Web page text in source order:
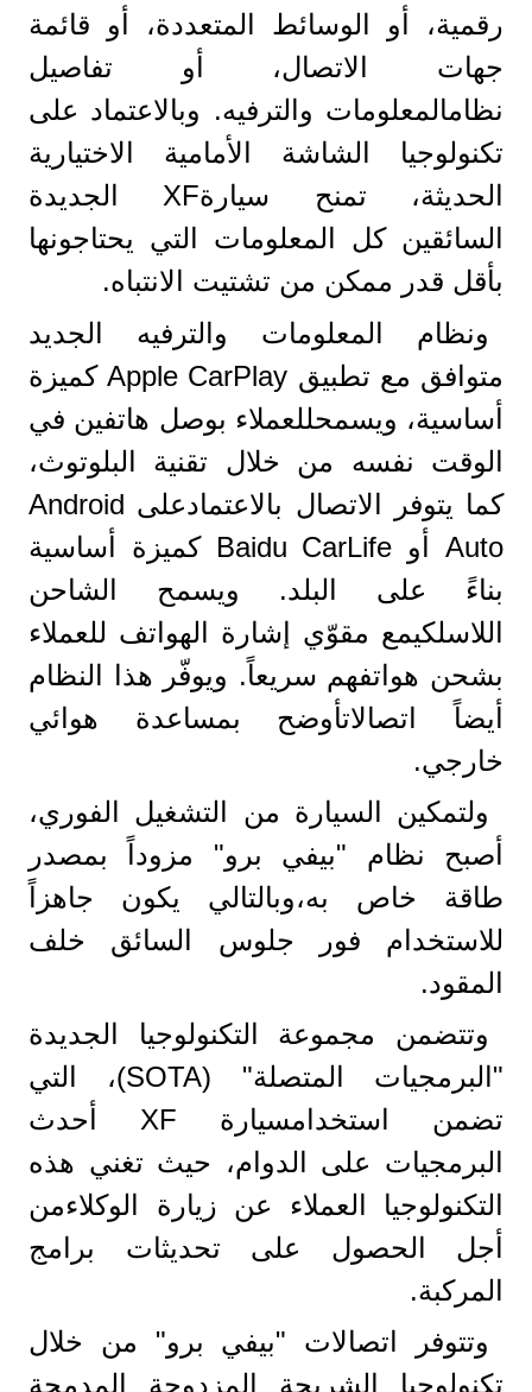
رقمية، أو الوسائط المتعددة، أو قائمة
جهات الاتصال، أو تفاصيل
نظامالمعلومات والترفيه. وبالاعتماد على
تكنولوجيا الشاشة الأمامية الاختيارية
الحديثة، تمنح سيارةXF الجديدة
السائقين كل المعلومات التي يحتاجونها
بأقل قدر ممكن من تشتيت الانتباه.
ونظام المعلومات والترفيه الجديد
متوافق مع تطبيق Apple CarPlay كميزة
أساسية، ويسمحللعملاء بوصل هاتفين في
الوقت نفسه من خلال تقنية البلوتوث،
كما يتوفر الاتصال بالاعتمادعلى Android
Auto أو Baidu CarLife كميزة أساسية
بناءً على البلد. ويسمح الشاحن
اللاسلكيمع مقوّي إشارة الهواتف للعملاء
بشحن هواتفهم سريعاً. ويوفّر هذا النظام
أيضاً اتصالاتأوضح بمساعدة هوائي
خارجي.
ولتمكين السيارة من التشغيل الفوري،
أصبح نظام "بيفي برو" مزوداً بمصدر
طاقة خاص به،وبالتالي يكون جاهزاً
للاستخدام فور جلوس السائق خلف
المقود.
وتتضمن مجموعة التكنولوجيا الجديدة
"البرمجيات المتصلة" (SOTA)، التي
تضمن استخدامسيارة XF أحدث
البرمجيات على الدوام، حيث تغني هذه
التكنولوجيا العملاء عن زيارة الوكلاءمن
أجل الحصول على تحديثات برامج
المركبة.
وتتوفر اتصالات "بيفي برو" من خلال
تكنولوجيا الشريحة المزدوجة المدمجة